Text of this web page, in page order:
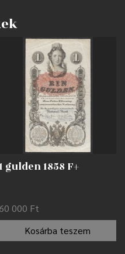
gulden 1858 F+
60 000 Ft
Kosárba teszem